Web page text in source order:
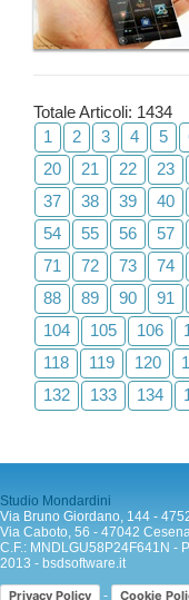
Totale Articoli: 1434
1
2 3 4 5
20
21 22 23
37
38 39 40
54
55 56 57
71
72 73 74
88
89 90 91
104
105 106
118
119 120
132
133 134
Studio Mondardini
Via Bruno Giordano, 144 -
Via Caboto, 56 - 47042
C.F.: MNDLGU58P24F641N -
2013 - bsdsoftware.it
Privacy Policy - Cookie